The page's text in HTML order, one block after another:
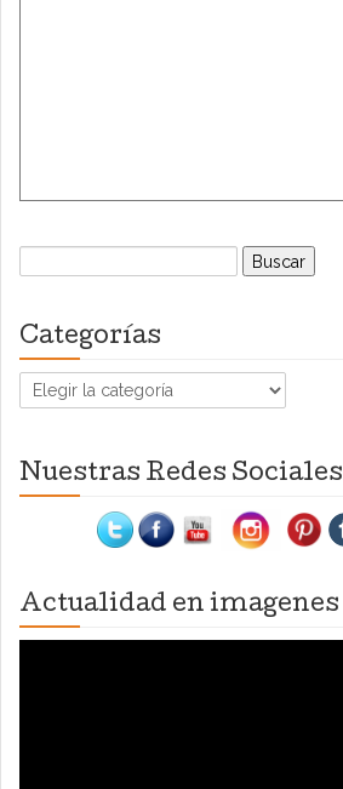
Buscar:
Categorías
Categorías
Nuestras Redes Sociales
Actualidad en imagenes